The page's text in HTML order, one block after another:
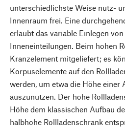
unterschiedlichste Weise nutz-
Innenraum frei. Eine
erlaubt das variable Einlegen
Inneneinteilungen. Beim hohen
Kranzelement mitgeliefert; es
Korpuselemente auf den
werden, um etwa die Höhe einer
auszunutzen. Der hohe
Höhe dem klassischen Aufbau
halbhohe Rollladenschrank